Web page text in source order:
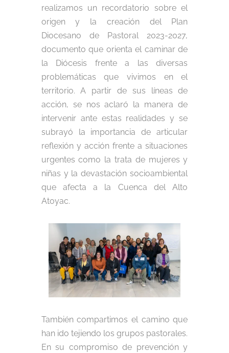
realizamos un recordatorio sobre el
origen y la creación del Plan
Diocesano de Pastoral 2023-2027,
documento que orienta el caminar de
la Diócesis frente a las diversas
problemáticas que vivimos en el
territorio. A partir de sus líneas de
acción, se nos aclaró la manera de
intervenir ante estas realidades y se
subrayó la importancia de articular
reflexión y acción frente a situaciones
urgentes como la trata de mujeres y
niñas y la devastación socioambiental
que afecta a la Cuenca del Alto
Atoyac.
También compartimos el camino que
han ido tejiendo los grupos pastorales.
En su compromiso de prevención y